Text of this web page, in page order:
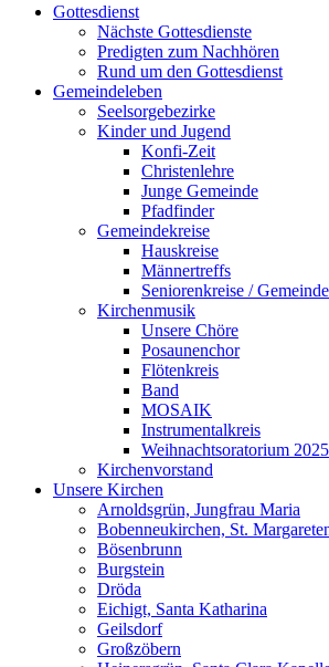
Gottesdienst
Nächste Gottesdienste
Predigten zum Nachhören
Rund um den Gottesdienst
Gemeindeleben
Seelsorgebezirke
Kinder und Jugend
Konfi-Zeit
Christenlehre
Junge Gemeinde
Pfadfinder
Gemeindekreise
Hauskreise
Männertreffs
Seniorenkreise /
Kirchenmusik
Unsere Chöre
Posaunenchor
Flötenkreis
Band
MOSAIK
Instrumentalkreis
Weihnachtsoratorium 2025
Kirchenvorstand
Unsere Kirchen
Arnoldsgrün, Jungfrau Maria
Bobenneukirchen, St.
Bösenbrunn
Burgstein
Dröda
Eichigt, Santa Katharina
Geilsdorf
Großzöbern